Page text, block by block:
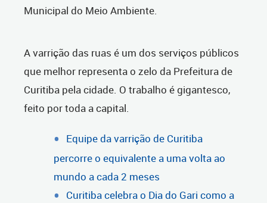
Municipal do Meio Ambiente.
A varrição das ruas é um dos serviços públicos
que melhor representa o zelo da Prefeitura de
Curitiba pela cidade. O trabalho é gigantesco,
feito por toda a capital.
Equipe da varrição de Curitiba
percorre o equivalente a uma volta ao
mundo a cada 2 meses
Curitiba celebra o Dia do Gari como a